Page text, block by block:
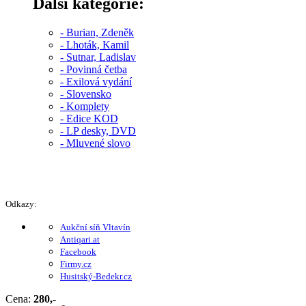
- Burian, Zdeněk
- Lhoták, Kamil
- Sutnar, Ladislav
- Povinná četba
- Exilová vydání
- Slovensko
- Komplety
- Edice KOD
- LP desky, DVD
- Mluvené slovo
Odkazy:
Aukční síň Vltavín
Antiqari.at
Facebook
Firmy.cz
Husitský-Bedekr.cz
Cena: 280,-